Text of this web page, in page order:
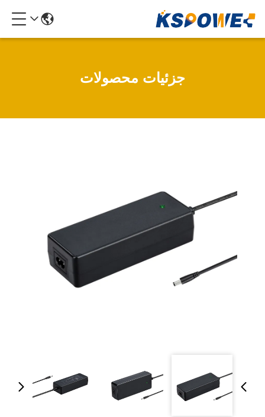
جزئیات محصولات